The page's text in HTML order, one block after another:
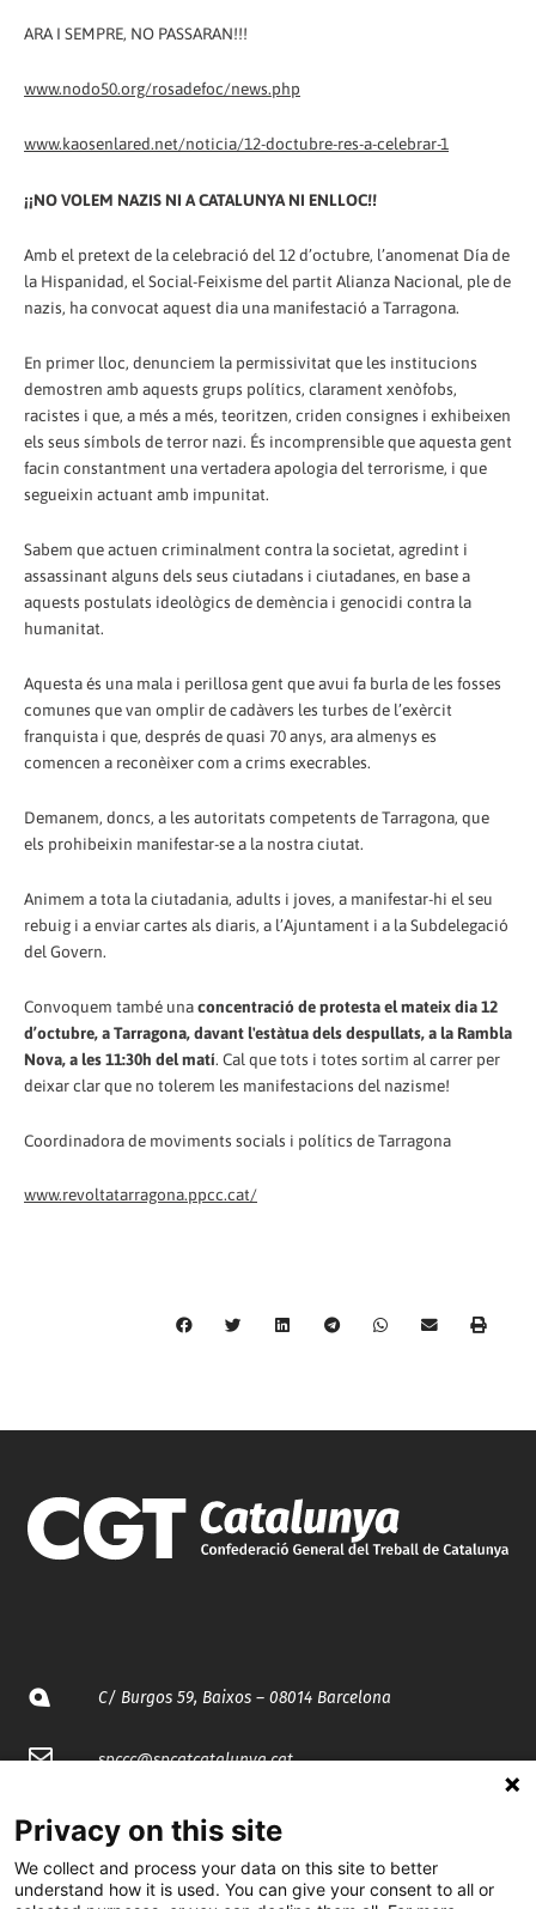
ARA I SEMPRE, NO PASSARAN!!!
www.nodo50.org/rosadefoc/news.php
www.kaosenlared.net/noticia/12-doctubre-res-a-celebrar-1
¡¡NO VOLEM NAZIS NI A CATALUNYA NI ENLLOC!!
Amb el pretext de la celebració del 12 d’octubre, l’anomenat Día de
la Hispanidad, el Social-Feixisme del partit Alianza Nacional, ple de
nazis, ha convocat aquest dia una manifestació a Tarragona.
En primer lloc, denunciem la permissivitat que les institucions
demostren amb aquests grups polítics, clarament xenòfobs,
racistes i que, a més a més, teoritzen, criden consignes i exhibeixen
els seus símbols de terror nazi. És incomprensible que aquesta gent
facin constantment una vertadera apologia del terrorisme, i que
segueixin actuant amb impunitat.
Sabem que actuen criminalment contra la societat, agredint i
assassinant alguns dels seus ciutadans i ciutadanes, en base a
aquests postulats ideològics de demència i genocidi contra la
humanitat.
Aquesta és una mala i perillosa gent que avui fa burla de les fosses
comunes que van omplir de cadàvers les turbes de l’exèrcit
franquista i que, després de quasi 70 anys, ara almenys es
comencen a reconèixer com a crims execrables.
Demanem, doncs, a les autoritats competents de Tarragona, que
els prohibeixin manifestar-se a la nostra ciutat.
Animem a tota la ciutadania, adults i joves, a manifestar-hi el seu
rebuig i a enviar cartes als diaris, a l’Ajuntament i a la Subdelegació
del Govern.
Convoquem també unaconcentració de protesta el mateix dia 12
d’octubre, a Tarragona, davant l'estàtua dels despullats, a la Rambla
Nova, a les 11:30h del matí. Cal que tots i totes sortim al carrer per
deixar clar que no tolerem les manifestacions del nazisme!
Coordinadora de moviments socials i polítics de Tarragona
www.revoltatarragona.ppcc.cat/
C/ Burgos 59, Baixos – 08014 Barcelona
spccc@spcgtcatalunya.cat
@CGTCatalunya
Privacy on this site
We collect and process your data on this site to better
understand how it is used. You can give your consent to all or